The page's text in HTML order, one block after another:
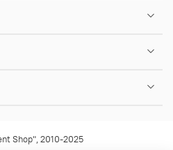
Shop", 2010-2025